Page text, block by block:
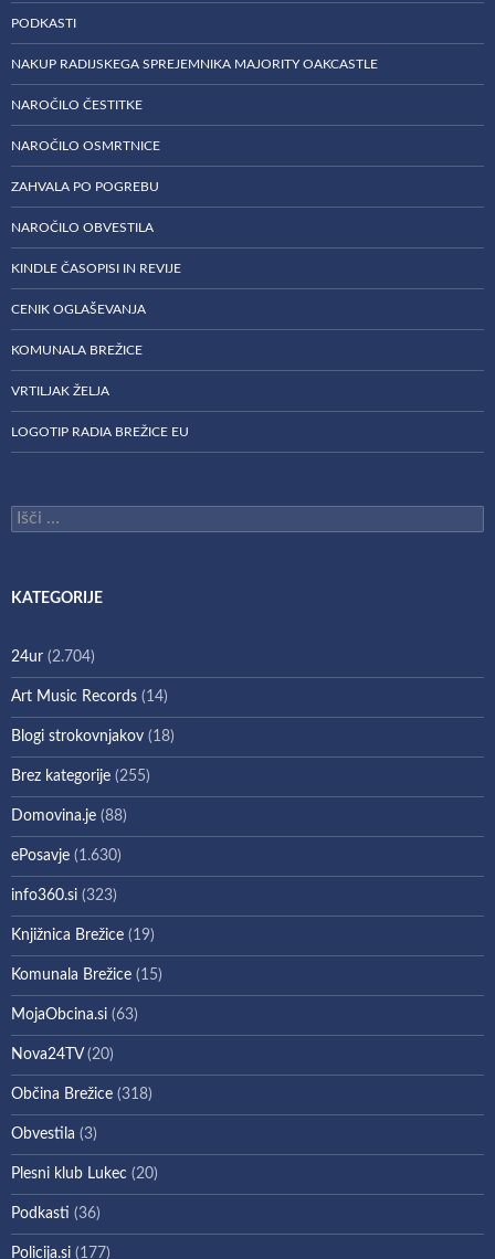
PODKASTI
NAKUP RADIJSKEGA SPREJEMNIKA MAJORITY OAKCASTLE
NAROČILO ČESTITKE
NAROČILO OSMRTNICE
ZAHVALA PO POGREBU
NAROČILO OBVESTILA
KINDLE ČASOPISI IN REVIJE
CENIK OGLAŠEVANJA
KOMUNALA BREŽICE
VRTILJAK ŽELJA
LOGOTIP RADIA BREŽICE EU
Išči:
KATEGORIJE
24ur (2.704)
Art Music Records (14)
Blogi strokovnjakov (18)
Brez kategorije (255)
Domovina.je (88)
ePosavje (1.630)
info360.si (323)
Knjižnica Brežice (19)
Komunala Brežice (15)
MojaObcina.si (63)
Nova24TV(20)
Občina Brežice (318)
Obvestila (3)
Plesni klub Lukec (20)
Podkasti (36)
Policija.si (177)